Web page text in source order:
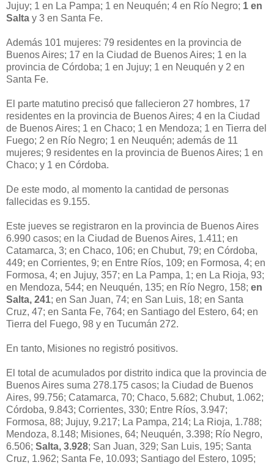
Jujuy; 1 en La Pampa; 1 en Neuquén; 4 en Río Negro; 1 en
Salta y 3 en Santa Fe.
Además 101 mujeres: 79 residentes en la provincia de
Buenos Aires; 17 en la Ciudad de Buenos Aires; 1 en la
provincia de Córdoba; 1 en Jujuy; 1 en Neuquén y 2 en
Santa Fe.
El parte matutino precisó que fallecieron 27 hombres, 17
residentes en la provincia de Buenos Aires; 4 en la Ciudad
de Buenos Aires; 1 en Chaco; 1 en Mendoza; 1 en Tierra del
Fuego; 2 en Río Negro; 1 en Neuquén; además de 11
mujeres; 9 residentes en la provincia de Buenos Aires; 1 en
Chaco; y 1 en Córdoba.
De este modo, al momento la cantidad de personas
fallecidas es 9.155.
Este jueves se registraron en la provincia de Buenos Aires
6.990 casos; en la Ciudad de Buenos Aires, 1.411; en
Catamarca, 3; en Chaco, 106; en Chubut, 79; en Córdoba,
449; en Corrientes, 9; en Entre Ríos, 109; en Formosa, 4; en
Formosa, 4; en Jujuy, 357; en La Pampa, 1; en La Rioja, 93;
en Mendoza, 544; en Neuquén, 135; en Río Negro, 158; en
Salta, 241; en San Juan, 74; en San Luis, 18; en Santa
Cruz, 47; en Santa Fe, 764; en Santiago del Estero, 64; en
Tierra del Fuego, 98 y en Tucumán 272.
En tanto, Misiones no registró positivos.
El total de acumulados por distrito indica que la provincia de
Buenos Aires suma 278.175 casos; la Ciudad de Buenos
Aires, 99.756; Catamarca, 70; Chaco, 5.682; Chubut, 1.062;
Córdoba, 9.843; Corrientes, 330; Entre Ríos, 3.947;
Formosa, 88; Jujuy, 9.217; La Pampa, 214; La Rioja, 1.788;
Mendoza, 8.148; Misiones, 64; Neuquén, 3.398; Río Negro,
6.506; Salta, 3.928; San Juan, 329; San Luis, 195; Santa
Cruz, 1.962; Santa Fe, 10.093; Santiago del Estero, 1095;